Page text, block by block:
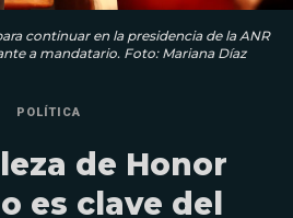
continuar en la presidencia de la ANR
a mandatario. Foto: Mariana Díaz
POLÍTICA
de Honor
es clave del